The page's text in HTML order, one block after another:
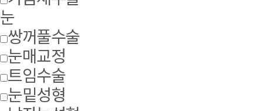
눈
쌍꺼풀수술
눈매교정
트임수술
눈밑성형